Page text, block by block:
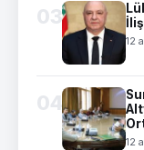
03
12
04
12